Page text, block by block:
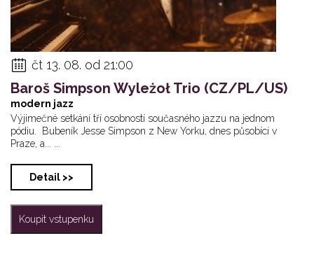
čt 13. 08. od 21:00
Baroš Simpson Wyleżoł Trio (CZ/PL/US)
modern jazz
Výjimečné setkání tří osobností současného jazzu na jednom
pódiu. Bubeník Jesse Simpson z New Yorku, dnes působící v
Praze, a... ...
Detail >>
Koupit vstupenku